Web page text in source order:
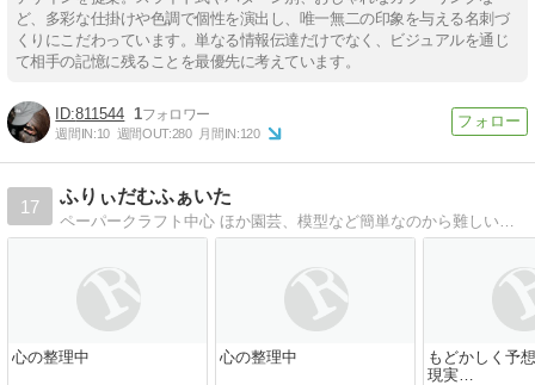
ど、多彩な仕掛けや色調で個性を演出し、唯一無二の印象を与える名刺づ
くりにこだわっています。単なる情報伝達だけでなく、ビジュアルを通じ
て相手の記憶に残ることを最優先に考えています。
811544 1
週間IN:10 週間OUT:280 月間IN:120
17
ふりぃだむふぁいた
心の整理中 心の整理中
もどかしく予
現実…